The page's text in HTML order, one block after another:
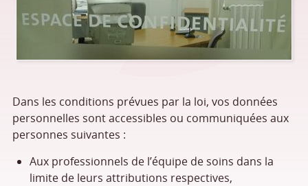
Dans les conditions prévues par la loi, vos données
personnelles sont accessibles ou communiquées aux
personnes suivantes :
Aux professionnels de l’équipe de soins dans la
limite de leurs attributions respectives,